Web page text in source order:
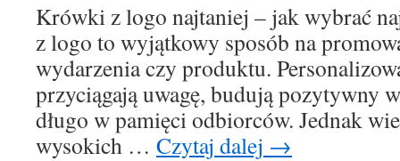
reklamowe?
Krówki z logo najtaniej – jak wybrać
z logo to wyjątkowy sposób na
wydarzenia czy produktu.
przyciągają uwagę, budują pozytywny
długo w pamięci odbiorców. Jednak
wysokich … Czytaj dalej →